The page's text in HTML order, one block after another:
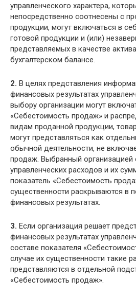
управленческого характера,
непосредственно соотнесены с
продукции, могут включаться в
готовой продукции и (или)
представляемых в качестве
бухгалтерском балансе.
2. В целях представления
финансовых результатах
выбору организации могут
«Себестоимость продаж» и
видам проданной продукции,
могут представляться как
обычной деятельности, не
продаж. Выбранный организацией
управленческих расходов и их
показатель «Себестоимость
существенности раскрываются в
финансовых результатах.
3. Если организация решает
финансовых результатах
составе показателя
случае их существенности такие
представляются в отдельной
«Себестоимость продаж».